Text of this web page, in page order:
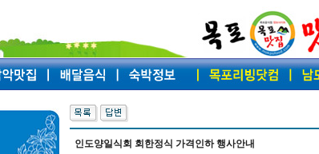
인도양일식회 회한정식 가격인하 행사안내